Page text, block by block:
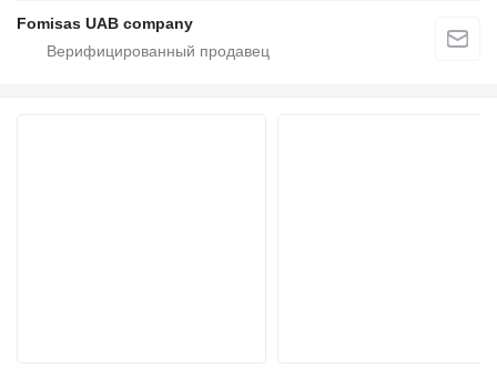
Fomisas UAB company